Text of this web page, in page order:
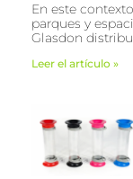
En este
parques y
Glasdon
Leer el artículo »